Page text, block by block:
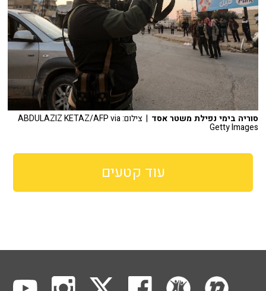
סוריה בימי נפילת משטר אסד | צילום: ABDULAZIZ KETAZ/AFP via
Getty Images
עוד קטעים